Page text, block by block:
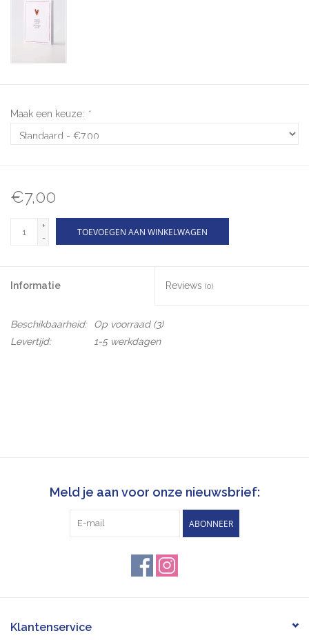
Maak een keuze: *
€7,00
+
-
TOEVOEGEN AAN WINKELWAGEN
Informatie Reviews (0)
Beschikbaarheid: Op voorraad(3)
Levertijd:
1-5 werkdagen
Meld je aan voor onze nieuwsbrief:
ABONNEER
Klantenservice